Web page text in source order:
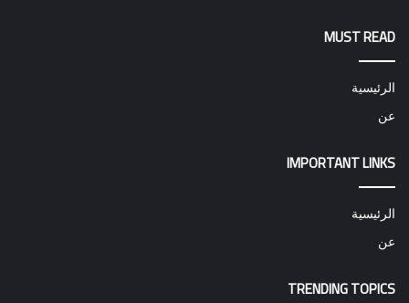
MUST READ
الرئيسية
عن
IMPORTANT LINKS
الرئيسية
عن
TRENDING TOPICS